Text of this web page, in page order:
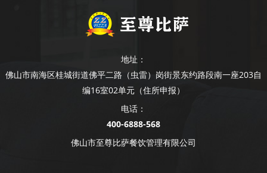
地址：
佛山市南海区桂城街道佛平二路（虫雷）岗街景东约路段南一座203自
编16室02单元（住所申报）
电话：
400-6888-568
佛山市至尊比萨餐饮管理有限公司